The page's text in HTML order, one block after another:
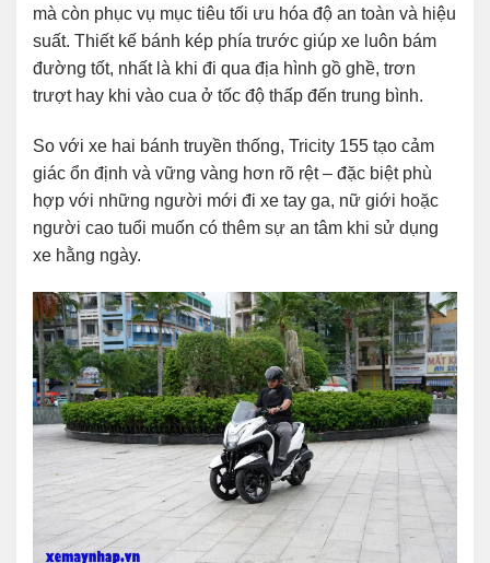
mà còn phục vụ mục tiêu tối ưu hóa độ an toàn và hiệu
suất. Thiết kế bánh kép phía trước giúp xe luôn bám
đường tốt, nhất là khi đi qua địa hình gồ ghề, trơn
trượt hay khi vào cua ở tốc độ thấp đến trung bình.
So với xe hai bánh truyền thống, Tricity 155 tạo cảm
giác ổn định và vững vàng hơn rõ rệt – đặc biệt phù
hợp với những người mới đi xe tay ga, nữ giới hoặc
người cao tuổi muốn có thêm sự an tâm khi sử dụng
xe hằng ngày.